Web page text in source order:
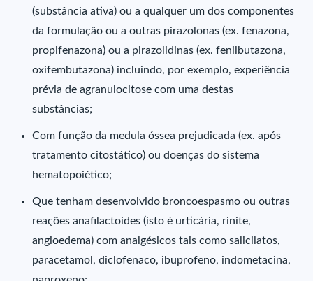
(substância ativa) ou a qualquer um dos componentes
da formulação ou a outras pirazolonas (ex. fenazona,
propifenazona) ou a pirazolidinas (ex. fenilbutazona,
oxifembutazona) incluindo, por exemplo, experiência
prévia de agranulocitose com uma destas
substâncias;
Com função da medula óssea prejudicada (ex. após
tratamento citostático) ou doenças do sistema
hematopoiético;
Que tenham desenvolvido broncoespasmo ou outras
reações anafilactoides (isto é urticária, rinite,
angioedema) com analgésicos tais como salicilatos,
paracetamol, diclofenaco, ibuprofeno, indometacina,